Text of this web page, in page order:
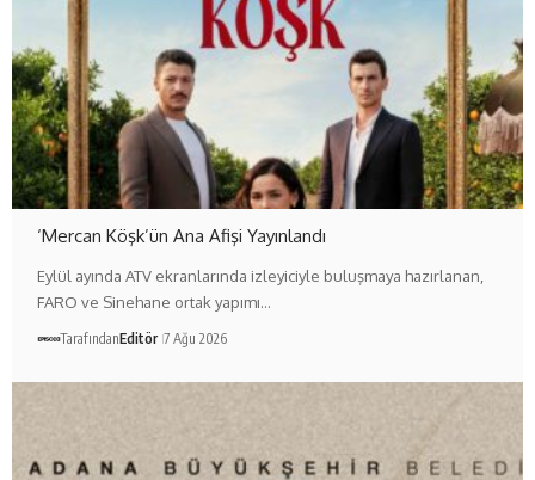
‘Mercan Köşk’ün Ana Afişi Yayınlandı
Eylül ayında ATV ekranlarında izleyiciyle buluşmaya hazırlanan,
FARO ve Sinehane ortak yapımı…
TarafındanEditör 7 Ağu 2026